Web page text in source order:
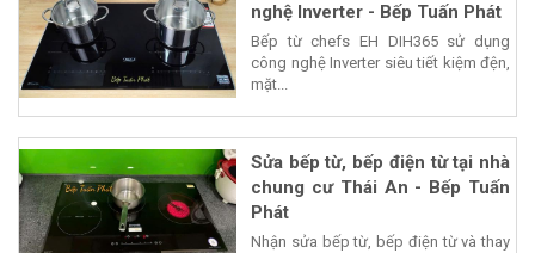
nghệ Inverter - Bếp Tuấn Phát
Bếp từ chefs EH DIH365 sử dụng
công nghệ Inverter siêu tiết kiệm đện,
mặt...
Sửa bếp từ, bếp điện từ tại nhà
chung cư Thái An - Bếp Tuấn
Phát
Nhận sửa bếp từ, bếp điện từ và thay